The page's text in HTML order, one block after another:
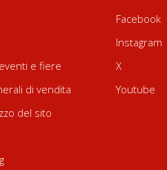
e fiere
di vendita
del sito
Facebook
Instagram
X
Youtube